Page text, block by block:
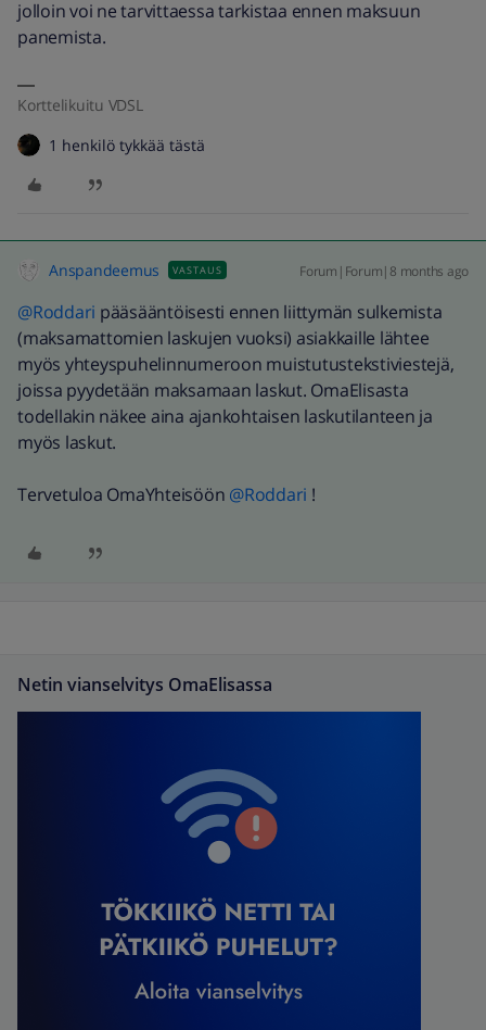
jolloin voi ne tarvittaessa tarkistaa ennen maksuun
panemista.
Korttelikuitu VDSL
1 henkilö tykkää tästä
Anspandeemus VASTAUS Forum|Forum|8 months ago
@Roddari pääsääntöisesti ennen liittymän sulkemista
(maksamattomien laskujen vuoksi) asiakkaille lähtee
myös yhteyspuhelinnumeroon muistutustekstiviestejä,
joissa pyydetään maksamaan laskut. OmaElisasta
todellakin näkee aina ajankohtaisen laskutilanteen ja
myös laskut.
Tervetuloa OmaYhteisöön ​ @Roddari !
Netin vianselvitys OmaElisassa